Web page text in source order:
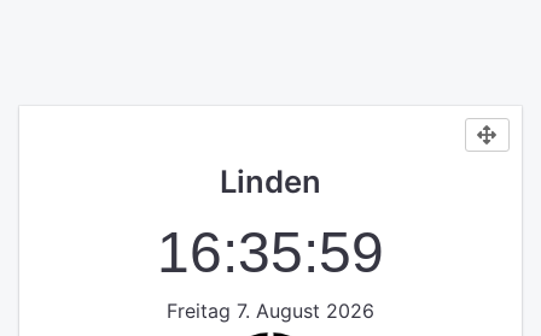
Linden
16:35:59
Freitag 7. August 2026